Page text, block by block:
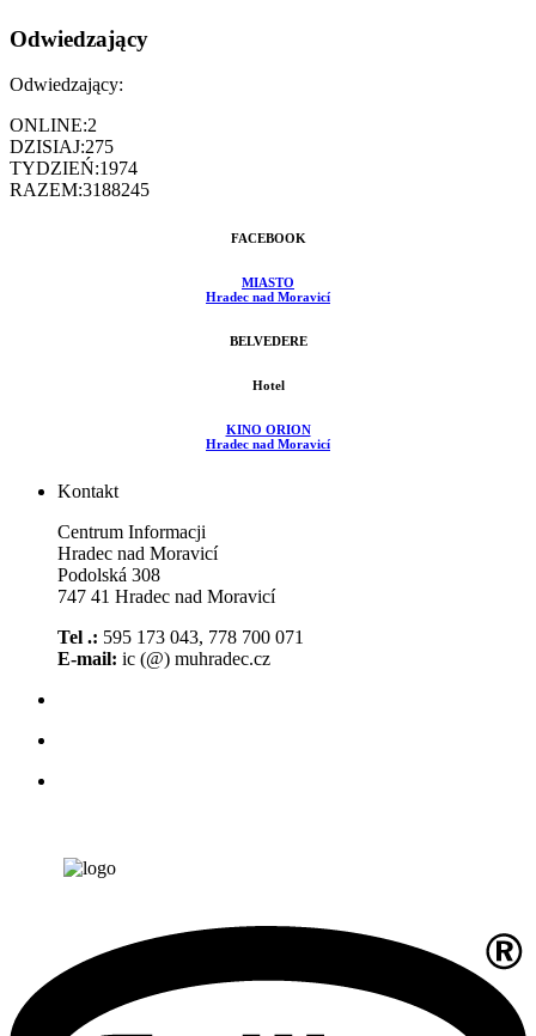
Odwiedzający
Odwiedzający:
ONLINE:2
DZISIAJ:275
TYDZIEŃ:1974
RAZEM:3188245
FACEBOOK
MIASTO
Hradec nad Moravicí
BELVEDERE
Hotel
KINO ORION
Hradec nad Moravicí
Kontakt
Centrum Informacji
Hradec nad Moravicí
Podolská 308
747 41 Hradec nad Moravicí
Tel .: 595 173 043, 778 700 071
E-mail: ic (@) muhradec.cz